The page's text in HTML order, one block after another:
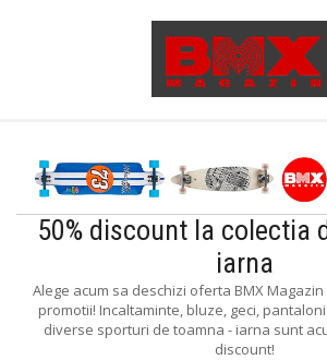
50% discount la colectia
iarna
Alege acum sa deschizi oferta BMX
promotii! Incaltaminte, bluze, geci,
diverse sporturi de toamna - iarna sunt
discount!